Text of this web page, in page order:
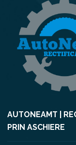
AUTONEAMT |
PRIN ASCHIERE